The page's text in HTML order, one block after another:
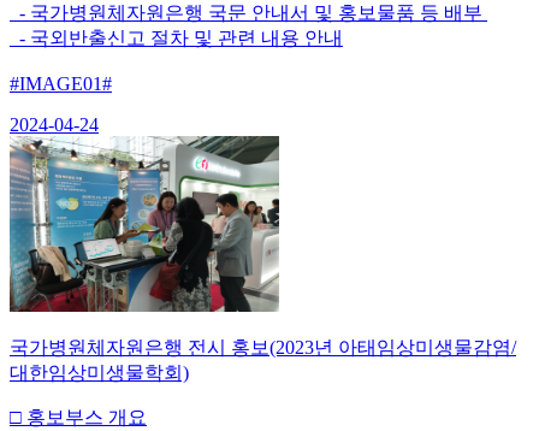
- 국가병원체자원은행 국문 안내서 및 홍보물품 등 배부
- 국외반출신고 절차 및 관련 내용 안내
#IMAGE01#
2024-04-24
국가병원체자원은행 전시 홍보(2023년 아태임상미생물감염/
대한임상미생물학회)
□ 홍보부스 개요